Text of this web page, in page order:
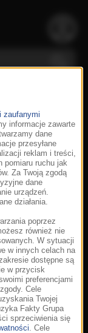
zaufanymi
informacje zawarte
dane
przesyłane
reklam i treści,
pomiaru ruchu jak
Za Twoją zgodą
dane
urządzeń.
działania.
poprzez
również nie
W sytuacji
w innych celach na
dostępne są
w przycisk
preferencjami
Cele
Twojej
Fakty Grupa
sprzeciwienia się
. Cele